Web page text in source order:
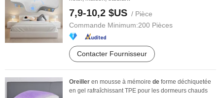
7,9-10,2 $US / Pièce
Commande Minimum:200 Pièces
Contacter Fournisseur
Oreiller en mousse à mémoire de forme déchiquetée
en gel rafraîchissant TPE pour les dormeurs chauds